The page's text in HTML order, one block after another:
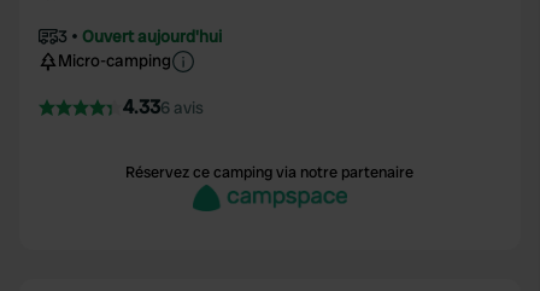
3
Ouvert aujourd'hui
Micro-camping
4.336 avis
Réservez ce camping via notre partenaire